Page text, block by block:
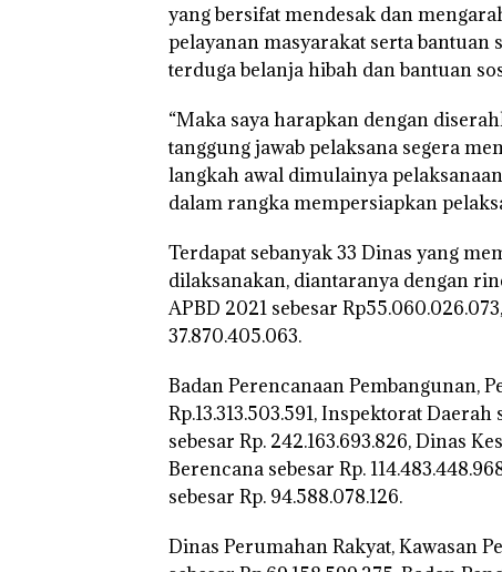
yang bersifat mendesak dan
pelayanan masyarakat serta bantuan
terduga belanja hibah dan bantuan
“Maka saya harapkan dengan
tanggung jawab pelaksana segera
langkah awal dimulainya
dalam rangka mempersiapkan
Terdapat sebanyak 33 Dinas yang
dilaksanakan, diantaranya dengan
APBD 2021 sebesar
37.870.405.063.
Badan Perencanaan Pembangunan,
Rp.13.313.503.591, Inspektorat Daerah
sebesar Rp. 242.163.693.826, Dinas
Berencana sebesar Rp.
sebesar Rp. 94.588.078.126.
Dinas Perumahan Rakyat, Kawasan